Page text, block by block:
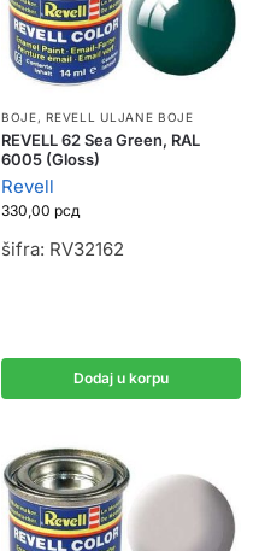
BOJE,REVELL ULJANE BOJE
REVELL 62 Sea Green, RAL
6005 (Gloss)
Revell
330,00 рсд
šifra: RV32162
Dodaj u korpu